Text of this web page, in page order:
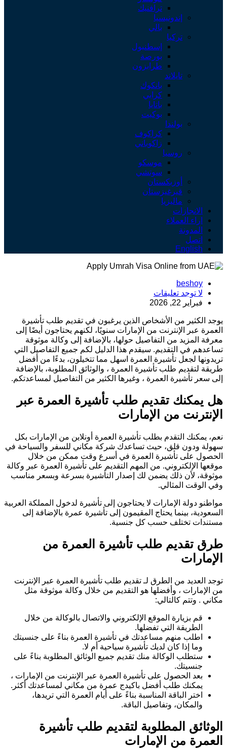
ترافنيك
إندونيسيا
بالي
تركيا
إسطنبول
بورصة
طرابزون
تايلاند
بانكوك
كرابي
باتايا
بوكيت
بولندا
كراكوف
زاكوباني
روسيا
موسكو
سوتشي
أوزبكستان
قيرغيزستان
ماليزيا
الانجازات
اراء العملاء
المدونة
اتصل
English
beshoy
لا توجد تعليقات
فبراير 22, 2026
يوجد الكثير من الأشخاص الذين يرغبون في تقديم طلب تأشيرة
العمرة عبر الإنترنت من الإمارات سنويًا، لكنهم يحتاجون أيضًا إلى
معرفة المزيد من التفاصيل حولها، بالإضافة إلى وكالة موثوقة
تساعدهم في التقديم. سيقدم هذا الدليل لكم جميع التفاصيل التي
تريدونها لجعل تأشيرة العمرة اسهل مما تتخيلون، بدءًا من أفضل
طريقة لتقديم طلب تأشيرة العمرة ، والوثائق المطلوبة، بالإضافة
إلى سعر تأشيرة العمرة ، وغيرها الكثير من التفاصيل لمساعدتكم.
هل يمكنك تقديم طلب تأشيرة العمرة عبر
الإنترنت من الإمارات
نعم، يمكنك التقدم بطلب تأشيرة العمرة أونلاين من الإمارات بكل
سهولة ودون قلق، حيث تساعدك شركة مكاني للسفر والسياحة في
الحصول على تأشيرة العمرة في أسرع وقت ممكن من خلال
موقعها الإلكتروني. من المهم التقديم على تأشيرة العمرة عبر وكالة
موثوقة، لأن ذلك يضمن لك إصدار التأشيرة بسرعة وبسعر مناسب
وفي الوقت المثالي.
مواطنو دولة الإمارات لا يحتاجون إلى تأشيرة لدخول المملكة العربية
السعودية، بينما يحتاج المقيمون إلى تأشيرة عمرة بالإضافة إلى
مستندات تختلف حسب كل جنسية.
طرق تقديم طلب تأشيرة العمرة من
الإمارات
توجد العديد من الطرق لـ تقديم طلب تأشيرة العمرة عبر الإنترنت
من الإمارات ، وأفضلها هو التقديم من خلال وكالة موثوقة مثل
مكاني . وتتم كالتالي:
قم بزيارة الموقع الإلكتروني والاتصال بالوكالة من خلال
الطريقة التي تفضلها.
اطلب منهم مساعدتك في تأشيرة العمرة بناءً على جنسيتك
وما إذا كان لديك تأشيرة سياحية أم لا.
ستطلب الوكالة منك تقديم جميع الوثائق المطلوبة بناءً على
جنسيتك.
بعد الحصول على تأشيرة العمرة عبر الإنترنت من الإمارات ،
يمكنك طلب أفضل باكيدج عمرة من مكاني لمساعدتك أكثر.
اختر الباقة المناسبة بناءً على أيام العمرة التي تريدها،
والمكان، وتفاصيل الباقة.
الوثائق المطلوبة لتقديم طلب تأشيرة
العمرة من الإمارات